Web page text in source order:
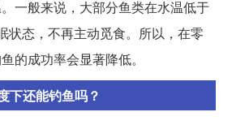
一般来说，大部分鱼类在水温低于
状态，不再主动觅食。所以，在零
的成功率会显著降低。
下还能钓鱼吗？